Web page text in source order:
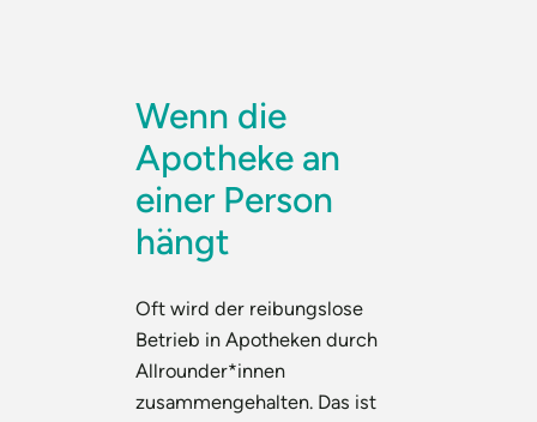
Wenn die
Apotheke an
einer Person
hängt
Oft wird der reibungslose
Betrieb in Apotheken durch
Allrounder*innen
zusammengehalten. Das ist